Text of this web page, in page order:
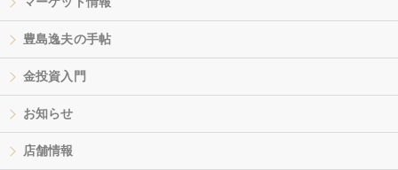
豊島逸夫の手帖
金投資入門
お知らせ
店舗情報